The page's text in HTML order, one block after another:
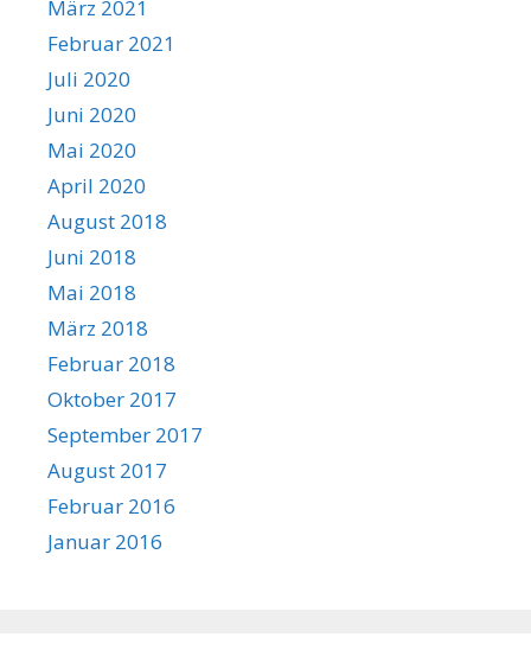
März 2021
Februar 2021
Juli 2020
Juni 2020
Mai 2020
April 2020
August 2018
Juni 2018
Mai 2018
März 2018
Februar 2018
Oktober 2017
September 2017
August 2017
Februar 2016
Januar 2016